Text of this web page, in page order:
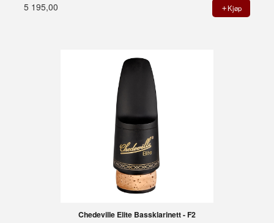
5 195,00 Kjøp
Chedeville Elite Bassklarinett - F2